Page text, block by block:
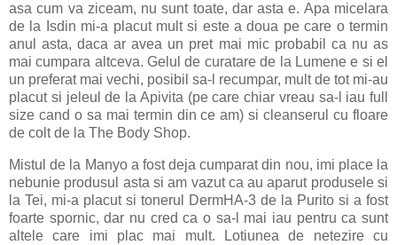
asa cum va ziceam, nu sunt toate, dar asta e. Apa micelara
de la Isdin mi-a placut mult si este a doua pe care o termin
anul asta, daca ar avea un pret mai mic probabil ca nu as
mai cumpara altceva. Gelul de curatare de la Lumene e si el
un preferat mai vechi, posibil sa-l recumpar, mult de tot mi-au
placut si jeleul de la Apivita (pe care chiar vreau sa-l iau full
size cand o sa mai termin din ce am) si cleanserul cu floare
de colt de la The Body Shop.
Mistul de la Manyo a fost deja cumparat din nou, imi place la
nebunie produsul asta si am vazut ca au aparut produsele si
la Tei, mi-a placut si tonerul DermHA-3 de la Purito si a fost
foarte spornic, dar nu cred ca o sa-l mai iau pentru ca sunt
altele care imi plac mai mult. Lotiunea de netezire cu